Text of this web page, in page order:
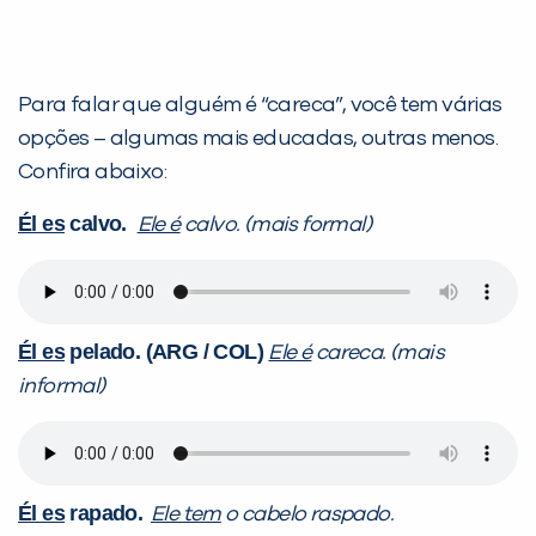
Para falar que alguém é “careca”, você tem várias
opções – algumas mais educadas, outras menos.
Confira abaixo:
Él escalvo. Ele écalvo. (mais formal)
Él espelado. (ARG / COL) Ele écareca. (mais
informal)
Él esrapado. Ele temo cabelo raspado.